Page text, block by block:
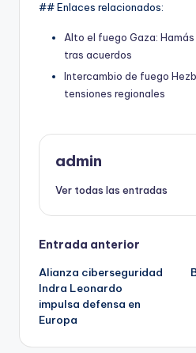
## Enlaces relacionados:
Alto el fuego Gaza:
tras acuerdos
Intercambio de fuego
tensiones regionales
admin
Ver todas las entradas
Navegación
de
entradas
Entrada anterior
Alianza ciberseguridad
Indra Leonardo
impulsa defensa en
Europa